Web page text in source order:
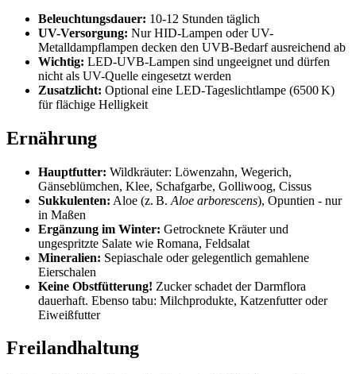
Beleuchtungsdauer: 10-12 Stunden täglich
UV-Versorgung: Nur HID-Lampen oder UV-
Metalldampflampen decken den UVB-Bedarf ausreichend ab
Wichtig: LED-UVB-Lampen sind ungeeignet und dürfen
nicht als UV-Quelle eingesetzt werden
Zusatzlicht: Optional eine LED-Tageslichtlampe (6500 K)
für flächige Helligkeit
Ernährung
Hauptfutter: Wildkräuter: Löwenzahn, Wegerich,
Gänseblümchen, Klee, Schafgarbe, Golliwoog, Cissus
Sukkulenten: Aloe (z. B. Aloe arborescens), Opuntien - nur
in Maßen
Ergänzung im Winter: Getrocknete Kräuter und
ungespritzte Salate wie Romana, Feldsalat
Mineralien: Sepiaschale oder gelegentlich gemahlene
Eierschalen
Keine Obstfütterung! Zucker schadet der Darmflora
dauerhaft. Ebenso tabu: Milchprodukte, Katzenfutter oder
Eiweißfutter
Freilandhaltung